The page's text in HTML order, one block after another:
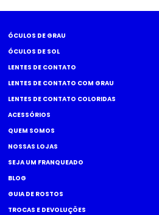
ÓCULOS DE GRAU
ÓCULOS DE SOL
LENTES DE CONTATO
LENTES DE CONTATO COM GRAU
LENTES DE CONTATO COLORIDAS
ACESSÓRIOS
QUEM SOMOS
NOSSAS LOJAS
SEJA UM FRANQUEADO
BLOG
GUIA DE ROSTOS
TROCAS E DEVOLUÇÕES